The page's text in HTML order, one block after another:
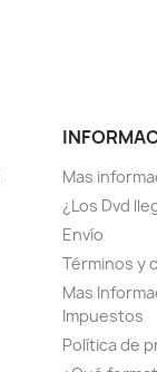
Mas
¿Los Dvd
Envío
Términos y
Mas
Impuestos
Política de